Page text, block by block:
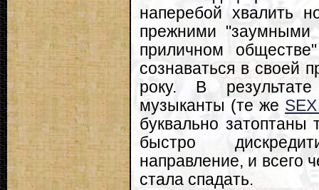
наперебой хвалить
прежними "заумными
приличном
сознаваться в своей
року. В результате
музыканты (те же
буквально затоптаны
быстро
направление, и всего
стала спадать.